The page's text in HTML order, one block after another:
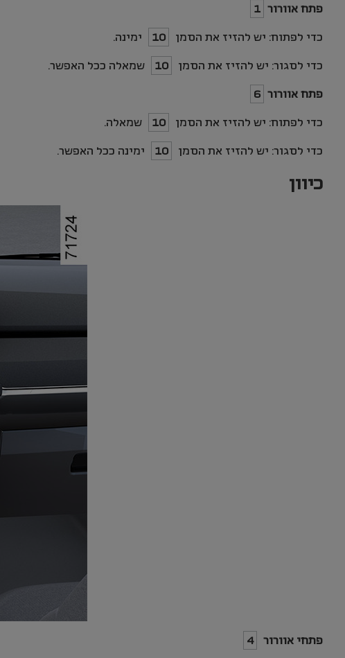
פתח אוורור 1
כדי לפתוח: יש להזיז את הסמן 10 ימינה.
כדי לסגור: יש להזיז את הסמן 10 שמאלה ככל האפשר.
פתח אוורור 6
כדי לפתוח: יש להזיז את הסמן 10 שמאלה.
כדי לסגור: יש להזיז את הסמן 10 ימינה ככל האפשר.
כיוון
פתחי אוורור 4